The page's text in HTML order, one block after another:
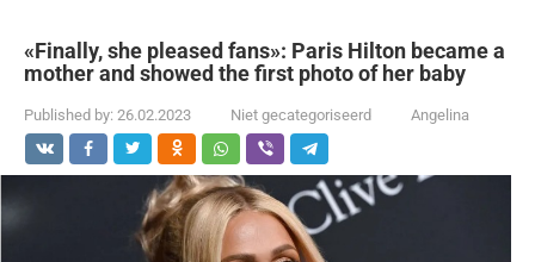
«Finally, she pleased fans»: Paris Hilton became a
mother and showed the first photo of her baby
Published by: 26.02.2023 Niet gecategoriseerd Angelina